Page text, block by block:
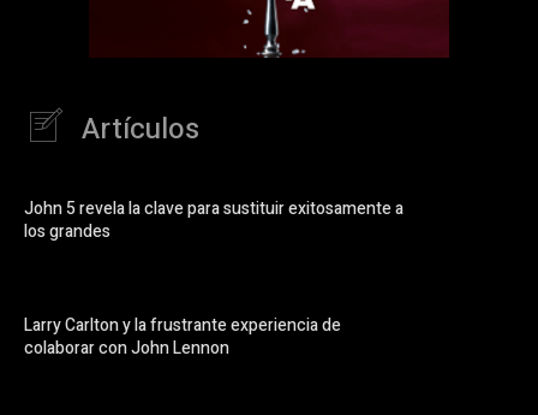
Artículos
John 5 revela la clave para sustituir exitosamente a
los grandes
Larry Carlton y la frustrante experiencia de
colaborar con John Lennon